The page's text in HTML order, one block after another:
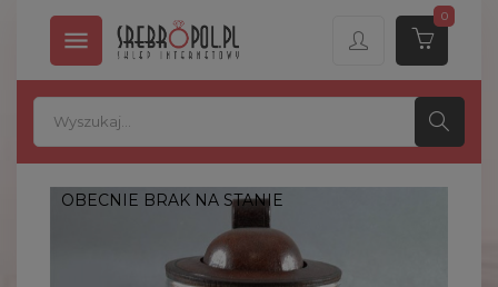

0
OBECNIE BRAK NA STANIE